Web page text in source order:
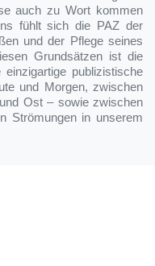
auch zu Wort kommen
fühlt sich die PAZ der
und der Pflege seines
Grundsätzen ist die
publizistische
und Morgen, zwischen
Ost – sowie zwischen
Strömungen in unserem